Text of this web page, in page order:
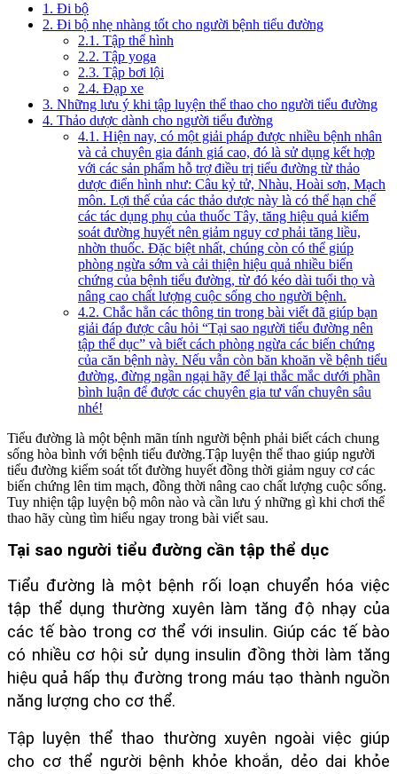
1. Đi bộ
2. Đi bộ nhẹ nhàng tốt cho người bệnh tiểu đường
2.1. Tập thể hình
2.2. Tập yoga
2.3. Tập bơi lội
2.4. Đạp xe
3. Những lưu ý khi tập luyện thể thao cho người tiểu đường
4. Thảo dược dành cho người tiểu đường
4.1. Hiện nay, có một giải pháp được nhiều bệnh nhân
và cả chuyên gia đánh giá cao, đó là sử dụng kết hợp
với các sản phẩm hỗ trợ điều trị tiểu đường từ thảo
dược điển hình như: Câu kỷ tử, Nhàu, Hoài sơn, Mạch
môn. Lợi thế của các thảo dược này là có thể hạn chế
các tác dụng phụ của thuốc Tây, tăng hiệu quả kiểm
soát đường huyết nên giảm nguy cơ phải tăng liều,
nhờn thuốc. Đặc biệt nhất, chúng còn có thể giúp
phòng ngừa sớm và cải thiện hiệu quả nhiều biến
chứng của bệnh tiểu đường, từ đó kéo dài tuổi thọ và
nâng cao chất lượng cuộc sống cho người bệnh.
4.2. Chắc hẳn các thông tin trong bài viết đã giúp bạn
giải đáp được câu hỏi “Tại sao người tiểu đường nên
tập thể dục” và biết cách phòng ngừa các biến chứng
của căn bệnh này. Nếu vẫn còn băn khoăn về bệnh tiểu
đường, đừng ngần ngại hãy để lại thắc mắc dưới phần
bình luận để được các chuyên gia tư vấn chuyên sâu
nhé!
Tiểu đường là một bệnh mãn tính người bệnh phải biết cách chung
sống hòa bình với bệnh tiểu đường.Tập luyện thể thao giúp người
tiểu đường kiểm soát tốt đường huyết đồng thời giảm nguy cơ các
biến chứng lên tim mạch, đồng thời nâng cao chất lượng cuộc sống.
Tuy nhiện tập luyện bộ môn nào và cần lưu ý những gì khi chơi thể
thao hãy cùng tìm hiểu ngay trong bài viết sau.
Tại sao người tiểu đường cần tập thể dục
Tiểu đường là một bệnh rối loạn chuyển hóa việc
tập thể dụng thường xuyên làm tăng độ nhạy của
các tế bào trong cơ thể với insulin. Giúp các tế bào
có nhiều cơ hội sử dụng insulin đồng thời làm tăng
hiệu quả hấp thụ đường trong máu tạo thành nguồn
năng lượng cho cơ thể.
Tập luyện thể thao thường xuyên ngoài việc giúp
cho cơ thể người bệnh khỏe khoắn, dẻo dai khỏe